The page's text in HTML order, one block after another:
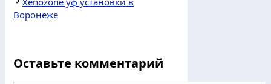
Воронеже
Оставьте комментарий